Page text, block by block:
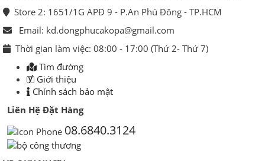
Store 2: 1651/1G APĐ 9 - P.An Phú Đông - TP.HCM
Email: kd.dongphucakopa@gmail.com
Thời gian làm việc: 08:00 - 17:00 (Thứ 2- Thứ 7)
Tìm đường
Giới thiệu
Chính sách bảo mật
Liên Hệ Đặt Hàng
08.6840.3124